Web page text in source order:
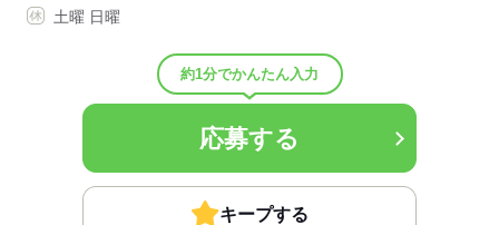
土曜 日曜
約1分でかんたん入力
応募する
キープする